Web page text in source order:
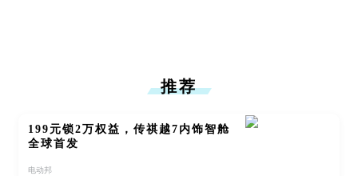
推荐
199元锁2万权益，传祺越7内饰智舱
全球首发
电动邦